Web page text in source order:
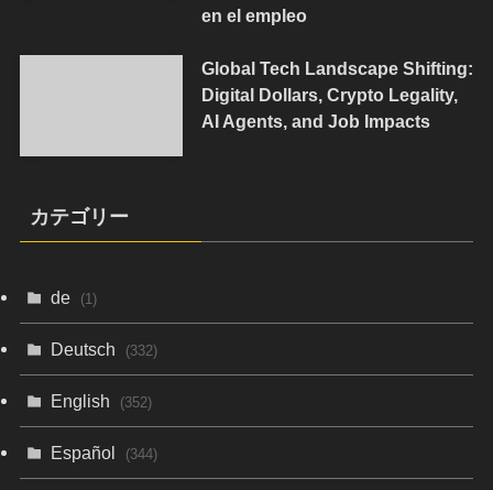
en el empleo
Global Tech Landscape Shifting:
Digital Dollars, Crypto Legality,
AI Agents, and Job Impacts
カテゴリー
de (1)
Deutsch (332)
English (352)
Español (344)